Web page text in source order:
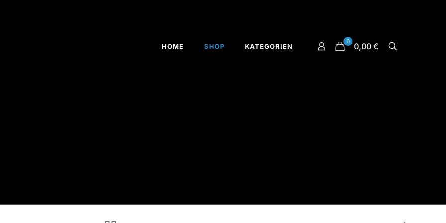
HOME SHOP KATEGORIEN
0 0,00 €